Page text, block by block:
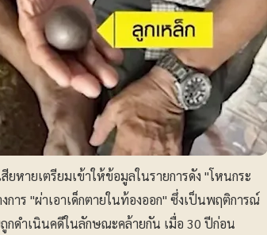
หายเตรียมเข้าให้ข้อมูลในรายการดัง "โหนกระ
าร "ผ่าเอาเด็กตายในท้องออก" ซึ่งเป็นพฤติการณ์
กดำเนินคดีในลักษณะคล้ายกัน เมื่อ 30 ปีก่อน